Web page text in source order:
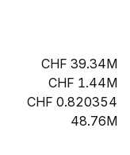
39.34M
1.44M
0.820354
48.76M